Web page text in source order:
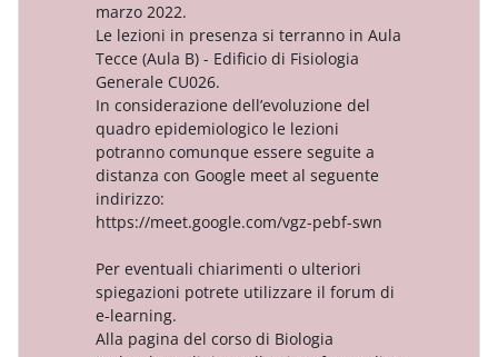
Le lezioni in presenza si
Tecce (Aula B) - Edificio di
In considerazione
quadro epidemiologico le lezioni
potranno comunque essere
distanza con Google meet al
https://meet.google.com/vgz-
Per eventuali chiarimenti o
spiegazioni potrete utilizzare il
Alla pagina del corso di Biologia